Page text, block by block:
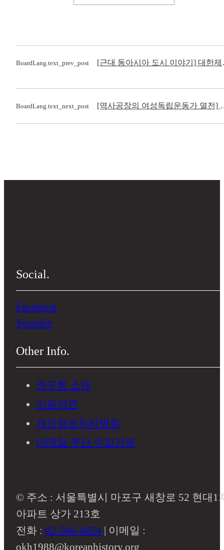
BoardLang.text_prev_post [근대 동
BoardLang.text_next_post [역사공장의 여성독립운동가
© 주소 : 서울특별시 마포구 새창로 52 현대1
아파트 상가 213호
전화 : 02-586-4854 | 이메일 :
okh1988@koreanhistory.org
Other Info.
연구회 소개
이용약관
개인정보처리방침
이메일 무단 수집거부
Social.
Facebook
Youtube